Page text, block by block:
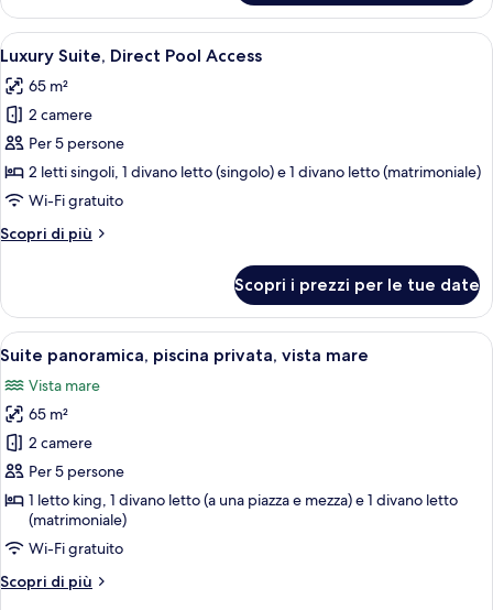
Junior,
vista
mare
Apri
tutte
le
foto
per
Luxury
Suite,
Pool
Una camera d'albergo con un letto,
12
Luxury Suite, Direct Pool Access
65 m²
2 camere
Per 5 persone
2 letti singoli, 1 divano letto (singolo) e 1 divano letto (matrimoniale)
Wi-Fi gratuito
Scopri di più
Altri
Suite,
Direct
Pool
Access
Scopri i prezzi per le tue date
Apri
tutte
le
foto
per
Suite
panoramica,
piscina
privata,
vista
mare
Camera d'albergo con scala in
14
Suite panoramica, piscina privata, vista mare
Vista mare
65 m²
2 camere
Per 5 persone
1 letto king, 1 divano letto (a una piazza e mezza) e 1 divano letto
(matrimoniale)
Wi-Fi gratuito
Scopri di più
Altri